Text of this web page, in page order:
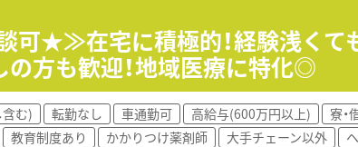
合同で実施しているため薬剤師同士の横のつながり
強会も患者様のお悩みや季節などを考慮して実施して
な健康相談に対応したい方
方
可★≫在宅に積極的！経験浅く
の方も歓迎！地域医療に特化◎
む) 転勤なし 車通勤可 高給与(600万円以上) 寮・
教育制度あり かかりつけ薬剤師 大手チェーン以外